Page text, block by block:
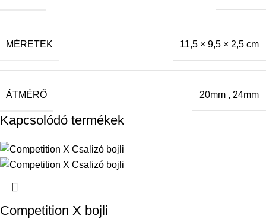
MÉRETEK 11,5 × 9,5 × 2,5 cm
ÁTMÉRŐ 20mm , 24mm
Kapcsolódó termékek
Competition X bojli